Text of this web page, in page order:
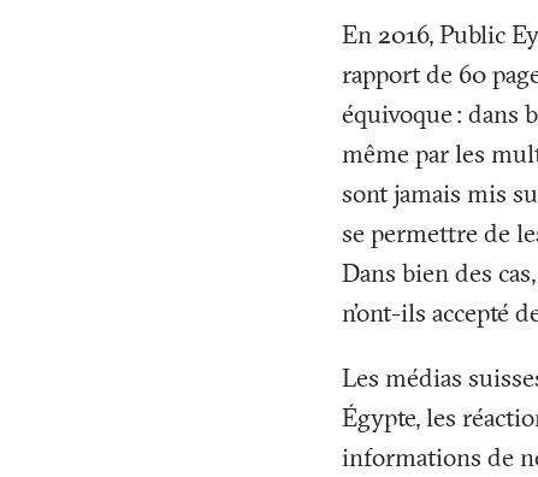
En 2016, Public
rapport de 60
équivoque: dans
même par les
sont jamais mis
se permettre de
Dans bien des
n’ont-ils accepté
Les médias
Égypte, les
informations de